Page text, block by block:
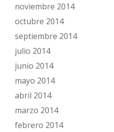
noviembre 2014
octubre 2014
septiembre 2014
julio 2014
junio 2014
mayo 2014
abril 2014
marzo 2014
febrero 2014